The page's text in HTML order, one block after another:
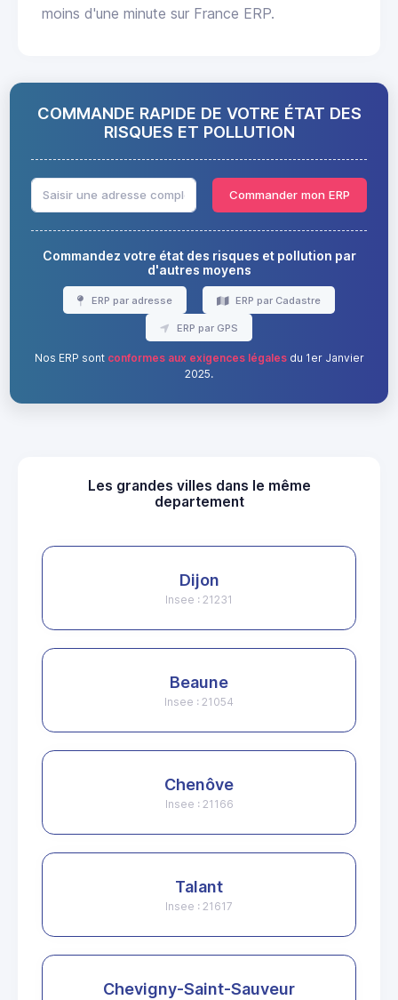
moins d'une minute sur France ERP.
COMMANDE RAPIDE DE VOTRE ÉTAT DES
RISQUES ET POLLUTION
Commander mon ERP
Commandez votre état des risques et pollution par
d'autres moyens
ERP par adresse ERP par Cadastre
ERP par GPS
Nos ERP sont conformes aux exigences légalesdu 1er Janvier
2025.
Les grandes villes dans le même
departement
Dijon
Insee : 21231
Beaune
Insee : 21054
Chenôve
Insee : 21166
Talant
Insee : 21617
Chevigny-Saint-Sauveur